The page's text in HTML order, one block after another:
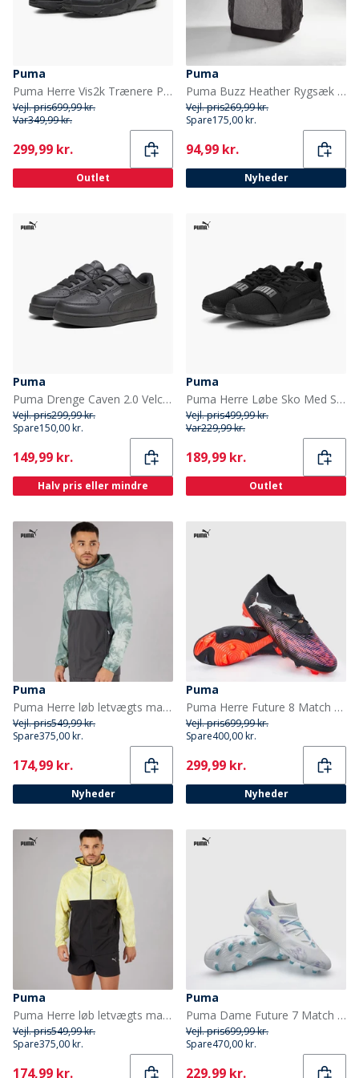
Puma
Puma Herre Vis2k Trænere Puma Black
Vejl. pris699,99 kr.
Var349,99 kr.
Current
299,99 kr.
Outlet
Puma
Puma Buzz Heather Rygsæk Medium Grey Heather
Vejl. pris269,99 kr.
Spare175,00 kr.
Current
94,99 kr.
Nyheder
Puma
Puma Drenge Caven 2.0 Velcro Træningssko Sort/Dark Grey
Vejl. pris299,99 kr.
Spare150,00 kr.
Current
149,99 kr.
Halv pris eller mindre
Puma
Puma Herre Løbe Sko Med Støtte Puma Black
Vejl. pris499,99 kr.
Var229,99 kr.
Current
189,99 kr.
Outlet
Puma
Puma Herre løb letvægts marmor løbe jakke Grå/Blå
Vejl. pris549,99 kr.
Spare375,00 kr.
Current
174,99 kr.
Nyheder
Puma
Puma Herre Future 8 Match FG/AG Fast/Kunstgræs Fodboldstøvler Puma Black
Vejl. pris699,99 kr.
Spare400,00 kr.
Current
299,99 kr.
Nyheder
Puma
Puma Herre løb letvægts marmor løbe jakke Sort/Gul
Vejl. pris549,99 kr.
Spare375,00 kr.
Current
174,99 kr.
Puma
Puma Dame Future 7 Match Brilliance FG/AG Faste/Kunstgræs Fodboldstøvler Puma White
Vejl. pris699,99 kr.
Spare470,00 kr.
Current
229,99 kr.